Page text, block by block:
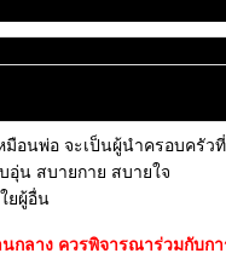
อนพ่อ จะเป็นผู้นำครอบครั
อุ่น สบายกาย สบายใจ
ยผู้อื่น
ลาง ควรพิจารณาร่วมกับ